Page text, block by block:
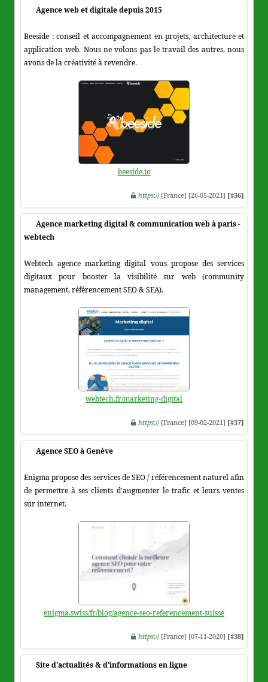
Agence web et digitale depuis 2015
Beeside : conseil et accompagnement en projets, architecture et
application web. Nous ne volons pas le travail des autres, nous
avons de la créativité à revendre.
beeside.io
https:// [France] [26-05-2021] [#36]
Agence marketing digital & communication web à paris -
webtech
Webtech agence marketing digital vous propose des services
digitaux pour booster la visibilité sur web (community
management, référencement SEO & SEA).
webtech.fr/marketing-digital
https:// [France] [09-02-2021] [#37]
Agence SEO à Genève
Enigma propose des services de SEO / référencement naturel afin
de permettre à ses clients d'augmenter le trafic et leurs ventes
sur internet.
enigma.swiss/fr/blog/agence-seo-referencement-suisse
https:// [France] [07-11-2020] [#38]
Site d'actualités & d'informations en ligne